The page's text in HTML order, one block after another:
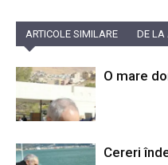
ARTICOLE SIMILARE DE LA
O mare
Cereri